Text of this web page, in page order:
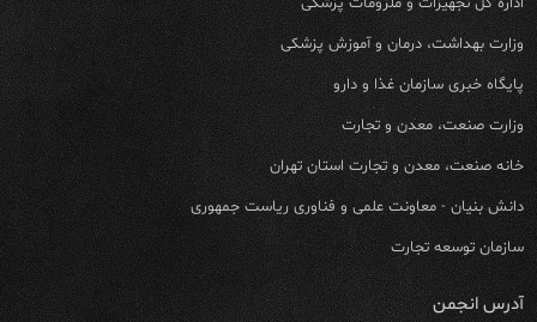
وزارت بهداشت، درمان و آموزش پزشکی
پایگاه خبری سازمان غذا و دارو
وزارت صنعت، معدن و تجارت
خانه صنعت، معدن و تجارت استان تهران
دانش بنیان - معاونت علمی و فناوری ریاست جمهوری
سازمان توسعه تجارت
آدرس انجمن